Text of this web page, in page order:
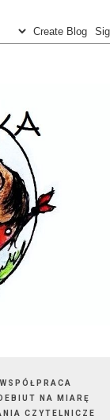
DEBIUT NA MIARĘ
CZYTELNICZE